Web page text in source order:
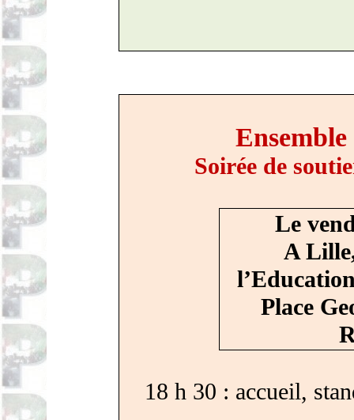
Ensemble
Soirée de
Le
A
Place
18 h 30 : accueil,